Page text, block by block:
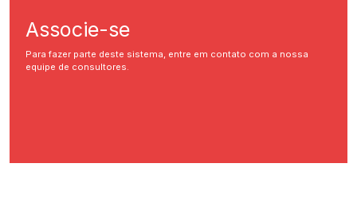
Associe-se
Para fazer parte deste sistema, entre em contato com a nossa
equipe de consultores.